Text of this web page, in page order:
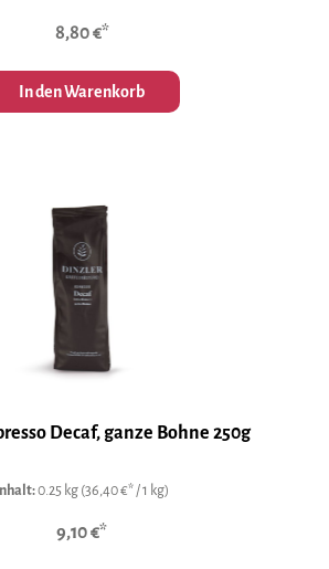
8,80 €*
In den Warenkorb
Decaf, ganze Bohne 250g
Inhalt:0.25 kg (36,40 €* / 1 kg)
9,10 €*